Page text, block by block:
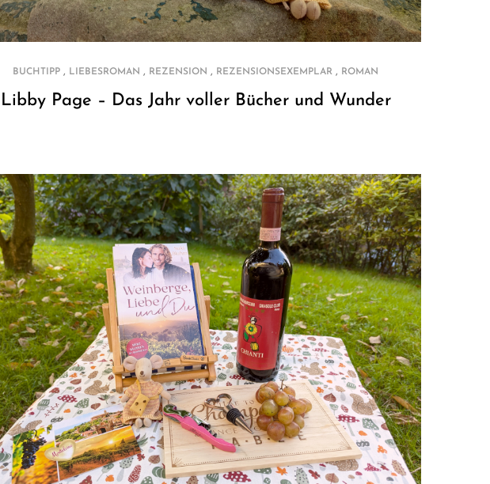
BUCHTIPP , LIEBESROMAN , REZENSION , REZENSIONSEXEMPLAR , ROMAN
Libby Page – Das Jahr voller Bücher und Wunder